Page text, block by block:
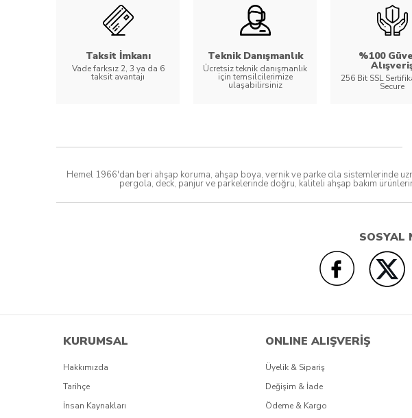
Taksit İmkanı
Vade farksız 2, 3 ya da 6
taksit avantajı
Teknik Danışmanlık
Ücretsiz teknik danışmanlık
için temsilcilerimize
ulaşabilirsiniz
%100
256 Bit SSL
Secure
Hemel 1966'dan beri ahşap koruma, ahşap boya, vernik ve parke cila sistemlerinde
pergola, deck, panjur ve parkelerinde doğru, kaliteli ahşap bakım
SOSYAL
KURUMSAL
Hakkımızda
Tarihçe
İnsan Kaynakları
ONLINE ALIŞVERİŞ
Üyelik & Sipariş
Değişim & İade
Ödeme & Kargo